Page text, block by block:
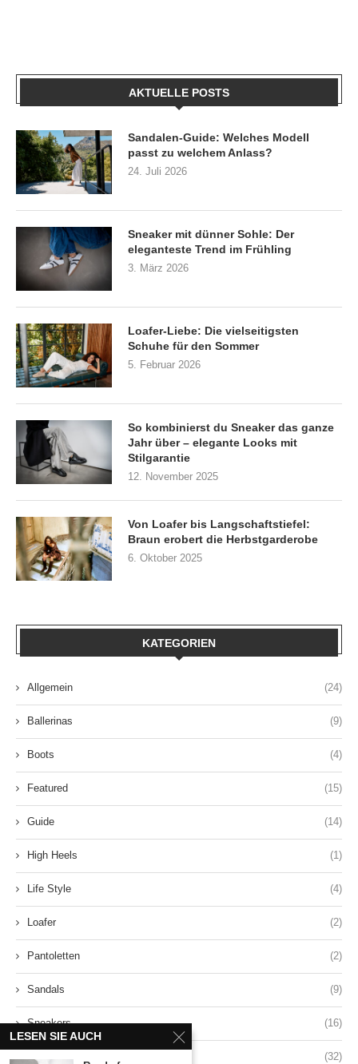
AKTUELLE POSTS
Sandalen-Guide: Welches Modell
passt zu welchem Anlass?
24. Juli 2026
Sneaker mit dünner Sohle: Der
eleganteste Trend im Frühling
3. März 2026
Loafer-Liebe: Die vielseitigsten
Schuhe für den Sommer
5. Februar 2026
So kombinierst du Sneaker das ganze
Jahr über – elegante Looks mit
Stilgarantie
12. November 2025
Von Loafer bis Langschaftstiefel:
Braun erobert die Herbstgarderobe
6. Oktober 2025
KATEGORIEN
Allgemein (24)
Ballerinas (9)
Boots (4)
Featured (15)
Guide (14)
High Heels (1)
Life Style (4)
Loafer (2)
Pantoletten (2)
Sandals (9)
Sneakers (16)
(32)
LESEN SIE AUCH